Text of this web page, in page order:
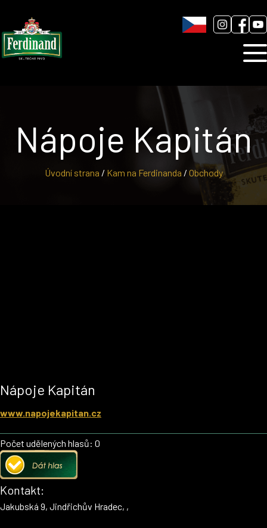
Blog
Úvodní strana / Kam na Ferdinanda / Obchody
Nápoje Kapitán
Nápoje Kapitán
www.napojekapitan.cz
Počet udělených hlasů: 0
Kontakt:
Jakubská 9, Jindřichův Hradec, ,